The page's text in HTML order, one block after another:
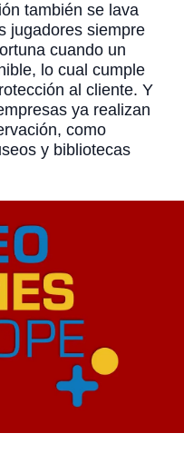
también se lava
jugadores siempre
cuando un
lo cual cumple
al cliente. Y
ya realizan
como
y bibliotecas